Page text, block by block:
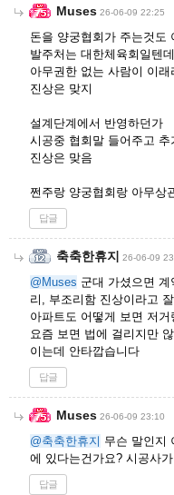
Muses 26-06-09 22:25
돈을 양궁협회가 주는것도
발주처는 대한체육회일텐데
아무권한 없는 사람이 이
진상은 맞지
설계단계에서 반영하던가
시공중 협회말 들어주고
진상은 맞음
쩐주랑 양궁협회랑 아무상
답글
축축한휴지 26-06-09
@Muses 군대 가셨으면
리, 부조리함 진상이라고
아파트도 어떻게 보면 저
요즘 보면 법에 걸리지만
이는데 안타깝습니다
답글
Muses 26-06-09 23:10
@축축한휴지 무슨 말인지
에 있다는건가요? 시공사
답글